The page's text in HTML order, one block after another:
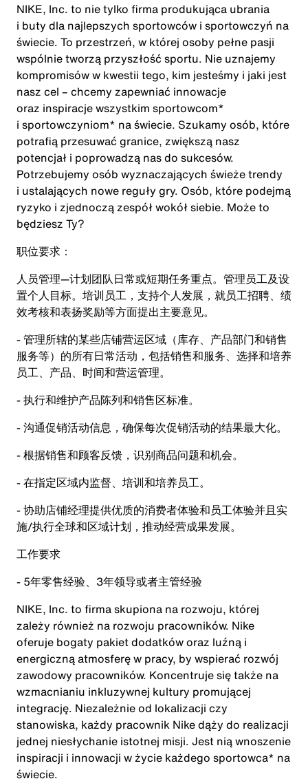
NIKE, Inc. to nie tylko firma produkująca ubrania
i buty dla najlepszych sportowców i sportowczyń na
świecie. To przestrzeń, w której osoby pełne pasji
wspólnie tworzą przyszłość sportu. Nie uznajemy
kompromisów w kwestii tego, kim jesteśmy i jaki jest
nasz cel – chcemy zapewniać innowacje
oraz inspiracje wszystkim sportowcom*
i sportowczyniom* na świecie. Szukamy osób, które
potrafią przesuwać granice, zwiększą nasz
potencjał i poprowadzą nas do sukcesów.
Potrzebujemy osób wyznaczających świeże trendy
i ustalających nowe reguły gry. Osób, które podejmą
ryzyko i zjednoczą zespół wokół siebie. Może to
będziesz Ty?
职位要求：
人员管理—计划团队日常或短期任务重点。管理员工及设
置个人目标。培训员工，支持个人发展，就员工招聘、绩
效考核和表扬奖励等方面提出主要意见。
- 管理所辖的某些店铺营运区域（库存、产品部门和销售
服务等）的所有日常活动，包括销售和服务、选择和培养
员工、产品、时间和营运管理。
- 执行和维护产品陈列和销售区标准。
- 沟通促销活动信息，确保每次促销活动的结果最大化。
- 根据销售和顾客反馈，识别商品问题和机会。
- 在指定区域内监督、培训和培养员工。
- 协助店铺经理提供优质的消费者体验和员工体验并且实
施/执行全球和区域计划，推动经营成果发展。
工作要求
- 5年零售经验、3年领导或者主管经验
NIKE, Inc. to firma skupiona na rozwoju, której
zależy również na rozwoju pracowników. Nike
oferuje bogaty pakiet dodatków oraz luźną i
energiczną atmosferę w pracy, by wspierać rozwój
zawodowy pracowników. Koncentruje się także na
wzmacnianiu inkluzywnej kultury promującej
integrację. Niezależnie od lokalizacji czy
stanowiska, każdy pracownik Nike dąży do realizacji
jednej niesłychanie istotnej misji. Jest nią wnoszenie
inspiracji i innowacji w życie każdego sportowca* na
świecie.